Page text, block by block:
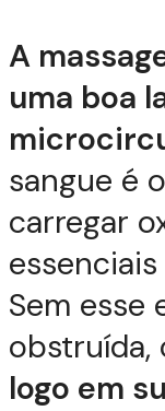
A
uma boa
sangue é
carregar
Sem esse
obstruída,
logo em